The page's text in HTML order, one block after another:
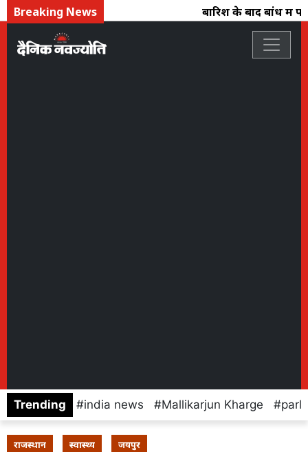
Breaking News बारिश के बाद बांध में
Trending india news Mallikarjun Kharge
राजस्थान स्वास्थ्य जयपुर